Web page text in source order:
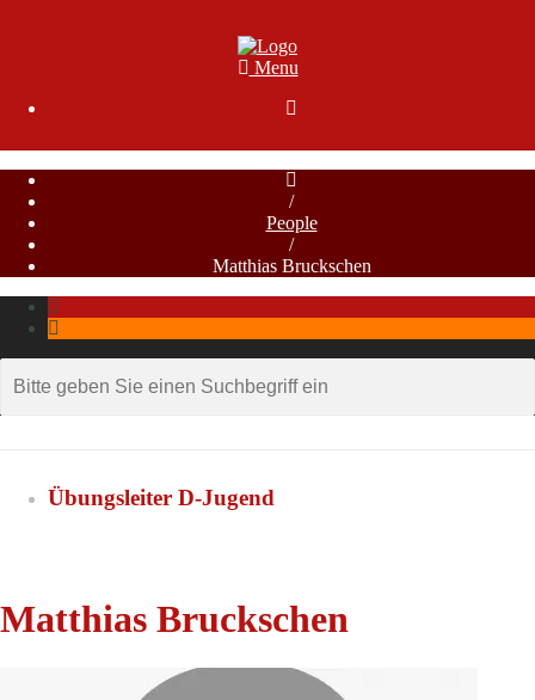
Menu

/
People
/
Matthias Bruckschen
Übungsleiter D-Jugend
Matthias Bruckschen